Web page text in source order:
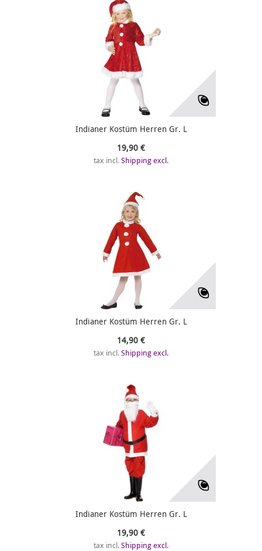
Indianer Kostüm Herren Gr. L
19,90 €
tax incl.Shipping excl.
Indianer Kostüm Herren Gr. L
14,90 €
tax incl.Shipping excl.
Indianer Kostüm Herren Gr. L
19,90 €
tax incl.Shipping excl.